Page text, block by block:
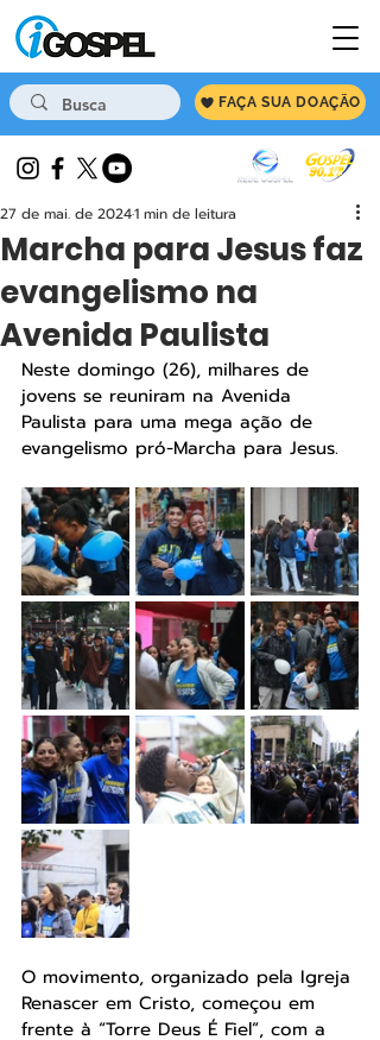
FAÇA SUA DOAÇÃO
Marcha para Jesus faz
evangelismo na
Avenida Paulista
27 de mai. de 20241 min de leitura
Neste domingo (26), milhares de
jovens se reuniram na Avenida
Paulista para uma mega ação de
evangelismo pró-Marcha para Jesus.
O movimento, organizado pela Igreja
Renascer em Cristo, começou em
frente à “Torre Deus É Fiel”, com a